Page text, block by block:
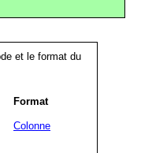
et le format du
Format
Colonne